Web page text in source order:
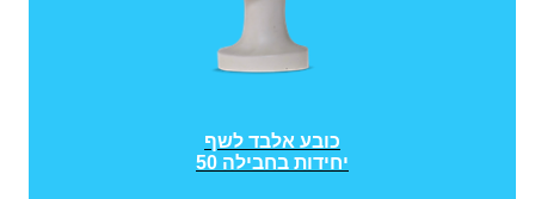
כובע אלבד לשף
50 יחידות בחבילה